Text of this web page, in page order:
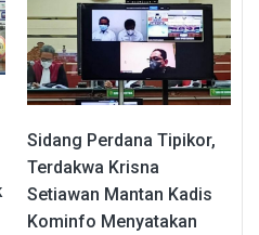
Sidang Perdana Tipikor,
Terdakwa Krisna
Setiawan Mantan Kadis
Kominfo Menyatakan